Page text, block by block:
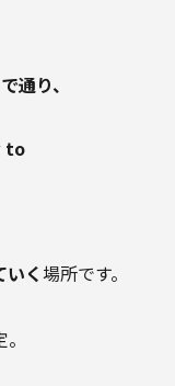
通り、
to
く場所です。